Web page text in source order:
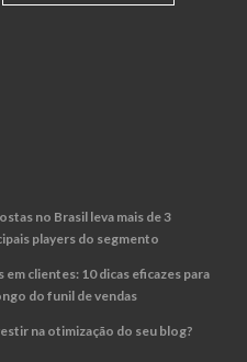
no Brasil leva mais de 3
players do segmento
clientes: 10 dicas eficazes para
do funil de vendas
na otimização do seu blog?